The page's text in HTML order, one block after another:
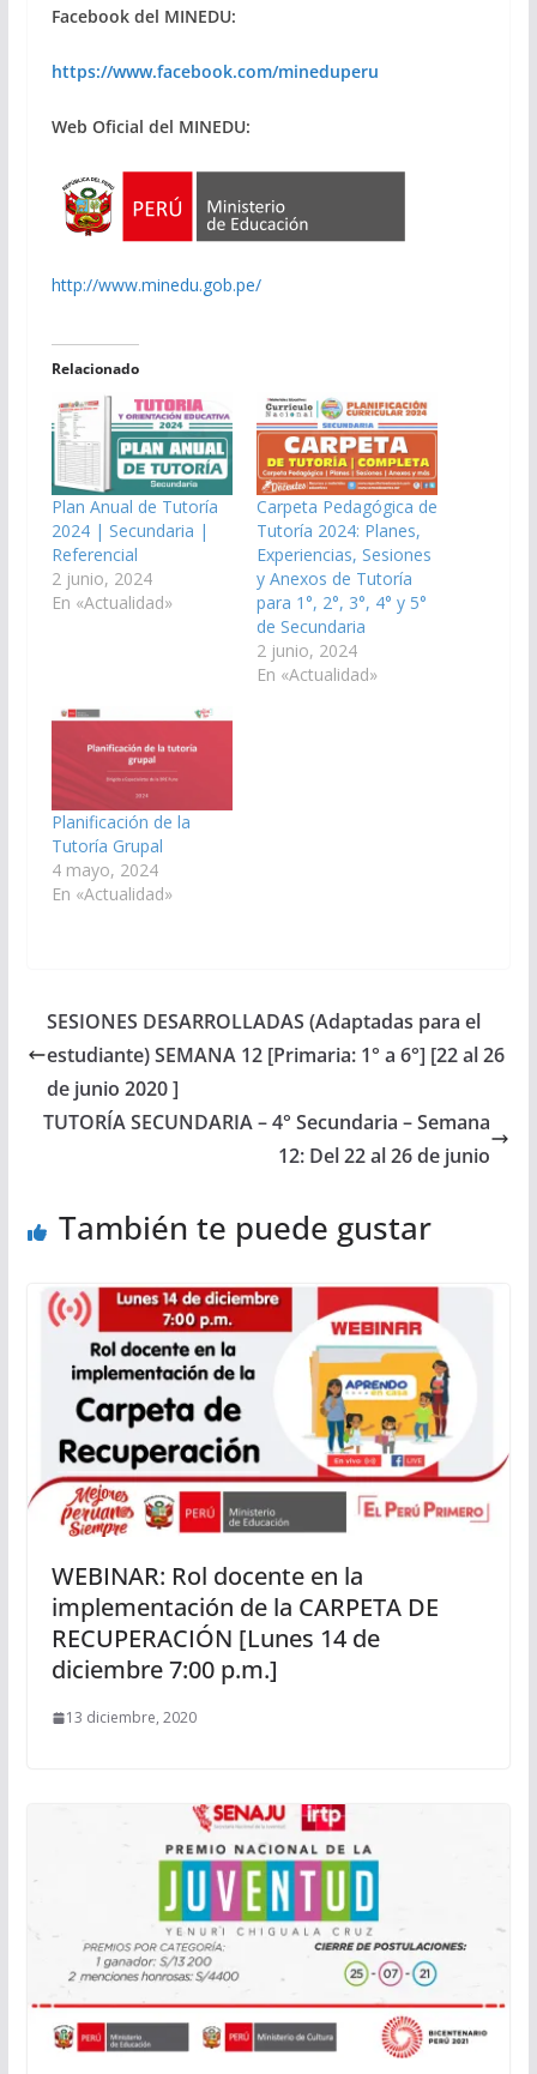
Facebook del MINEDU:
https://www.facebook.com/mineduperu
Web Oficial del MINEDU:
http://www.minedu.gob.pe/
Relacionado
Plan Anual de Tutoría
2024 | Secundaria |
Referencial
2 junio, 2024
En «Actualidad»
Carpeta Pedagógica de
Tutoría 2024: Planes,
Experiencias, Sesiones
y Anexos de Tutoría
para 1°, 2°, 3°, 4° y 5°
de Secundaria
2 junio, 2024
En «Actualidad»
Planificación de la
Tutoría Grupal
4 mayo, 2024
En «Actualidad»
SESIONES DESARROLLADAS (Adaptadas para el
estudiante) SEMANA 12 [Primaria: 1° a 6°] [22 al 26
de junio 2020 ]
TUTORÍA SECUNDARIA – 4° Secundaria – Semana
12: Del 22 al 26 de junio
También te puede gustar
WEBINAR: Rol docente en la
implementación de la CARPETA DE
RECUPERACIÓN [Lunes 14 de
diciembre 7:00 p.m.]
13 diciembre, 2020